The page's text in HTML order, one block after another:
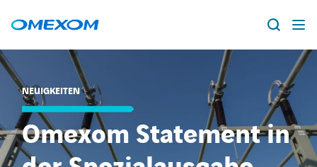
Über Omexom
Lösungen
Projekte
Suche
nach:
NEUIGKEITEN
Omexom Statement in